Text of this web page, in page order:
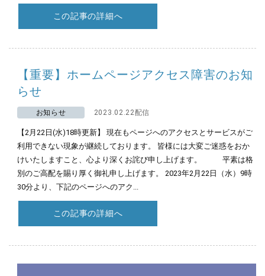
この記事の詳細へ
【重要】ホームページアクセス障害のお知
らせ
お知らせ 2023.02.22配信
【2月22日(水)18時更新】 現在もページへのアクセスとサービスがご
利用できない現象が継続しております。 皆様には大変ご迷惑をおか
けいたしますこと、心より深くお詫び申し上げます。 平素は格
別のご高配を賜り厚く御礼申し上げます。 2023年2月22日（水）9時
30分より、下記のページへのアク...
この記事の詳細へ